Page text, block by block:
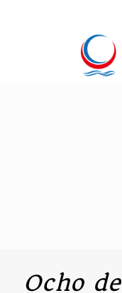
Ocho